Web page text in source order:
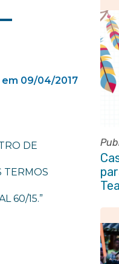
09/04/2017
DE
TERMOS
60/15.”